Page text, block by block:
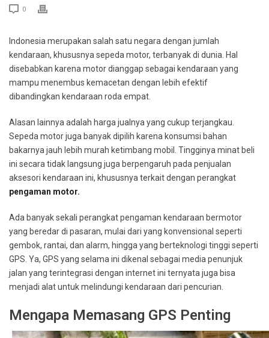
0
Indonesia merupakan salah satu negara dengan jumlah
kendaraan, khususnya sepeda motor, terbanyak di dunia. Hal
disebabkan karena motor dianggap sebagai kendaraan yang
mampu menembus kemacetan dengan lebih efektif
dibandingkan kendaraan roda empat.
Alasan lainnya adalah harga jualnya yang cukup terjangkau.
Sepeda motor juga banyak dipilih karena konsumsi bahan
bakarnya jauh lebih murah ketimbang mobil. Tingginya minat beli
ini secara tidak langsung juga berpengaruh pada penjualan
aksesori kendaraan ini, khususnya terkait dengan perangkat
pengaman motor.
Ada banyak sekali perangkat pengaman kendaraan bermotor
yang beredar di pasaran, mulai dari yang konvensional seperti
gembok, rantai, dan alarm, hingga yang berteknologi tinggi seperti
GPS. Ya, GPS yang selama ini dikenal sebagai media penunjuk
jalan yang terintegrasi dengan internet ini ternyata juga bisa
menjadi alat untuk melindungi kendaraan dari pencurian.
Mengapa Memasang GPS Penting